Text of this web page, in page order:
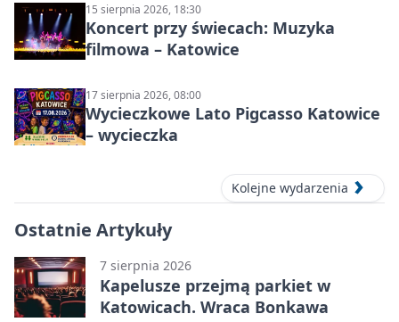
15 sierpnia 2026, 18:30
Koncert przy świecach: Muzyka
filmowa – Katowice
17 sierpnia 2026, 08:00
Wycieczkowe Lato Pigcasso Katowice
– wycieczka
Kolejne wydarzenia
Ostatnie Artykuły
7 sierpnia 2026
Kapelusze przejmą parkiet w
Katowicach. Wraca Bonkawa